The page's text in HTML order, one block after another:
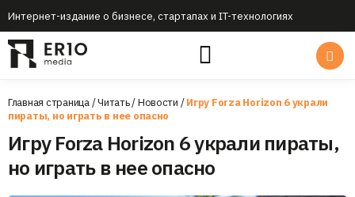
Интернет-издание о бизнесе, стартапах и IT-технологиях
Главная страница/Читать/Новости /Игру Forza Horizon 6 украли
пираты, но играть в нее опасно
Игру Forza Horizon 6 украли пираты,
но играть в нее опасно